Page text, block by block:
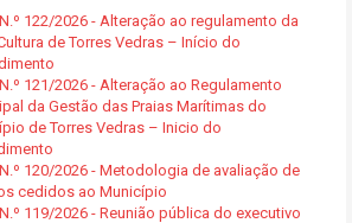
122/2026 - Alteração ao regulamento da
de Torres Vedras – Início do
121/2026 - Alteração ao Regulamento
da Gestão das Praias Marítimas do
de Torres Vedras – Inicio do
120/2026 - Metodologia de avaliação de
cedidos ao Município
119/2026 - Reunião pública do executivo